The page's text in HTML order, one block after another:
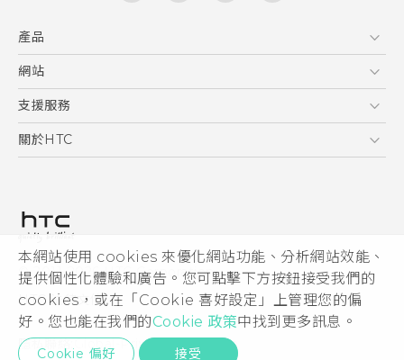
本網站使用 cookies 來優化網站功能、分析網站效能、
提供個性化體驗和廣告。您可點擊下方按鈕接受我們的
cookies，或在「Cookie 喜好設定」上管理您的偏
好。您也能在我們的Cookie 政策中找到更多訊息。
Cookie 偏好 接受
產品
5G
智能手機
區塊鍊手機
網站
HTC Dev
HTC Research
支援服務
服務中心
關於HTC
私隱政策
產品安全
加入HTC
Security and Privacy Whitepaper
© 2011-2026 HTC Corporation
HTC 法律文件
隱私聯絡:Global-Privacy@htc.com